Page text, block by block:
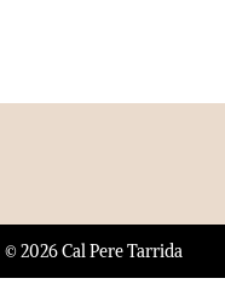
© 2026 Cal Pere Tarrida